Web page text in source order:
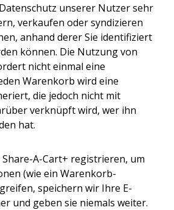
unserer Nutzer sehr
verkaufen oder syndizieren
anhand derer Sie identifiziert
können. Die Nutzung von
nicht einmal eine
Warenkorb wird eine
die jedoch nicht mit
verknüpft wird, wer ihn
hat.
A-Cart+ registrieren, um
(wie ein Warenkorb-
speichern wir Ihre E-
und geben sie niemals weiter.